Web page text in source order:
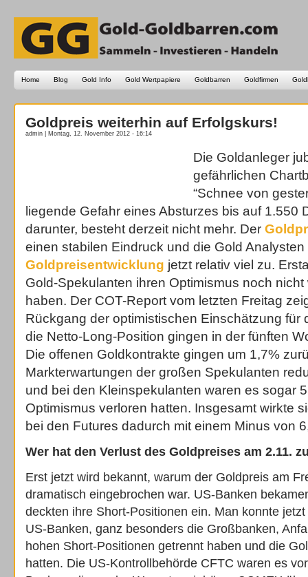
Home Blog Gold Info Gold Wertpapiere Goldbarren Goldfirmen
Goldpreis weiterhin auf Erfolgskurs!
admin | Montag, 12. November 2012 - 16:14
Die Goldanleger
gefährlichen
“Schnee von
liegende Gefahr eines Absturzes bis auf 1.550
darunter, besteht derzeit nicht mehr. Der
einen stabilen Eindruck und die Gold Analysten
Goldpreisentwicklung jetzt relativ viel zu.
Gold-Spekulanten ihren Optimismus noch
haben. Der COT-Report vom letzten Freitag
Rückgang der optimistischen Einschätzung für
die Netto-Long-Position gingen in der fünften
Die offenen Goldkontrakte gingen um 1,7%
Markterwartungen der großen Spekulanten
und bei den Kleinspekulanten waren es sogar
Optimismus verloren hatten. Insgesamt wirkte
bei den Futures dadurch mit einem Minus von
Wer hat den Verlust des Goldpreises am 2.11.
Erst jetzt wird bekannt, warum der Goldpreis am
dramatisch eingebrochen war. US-Banken
deckten ihre Short-Positionen ein. Man konnte
US-Banken, ganz besonders die Großbanken,
hohen Short-Positionen getrennt haben und die
hatten. Die US-Kontrollbehörde CFTC waren es